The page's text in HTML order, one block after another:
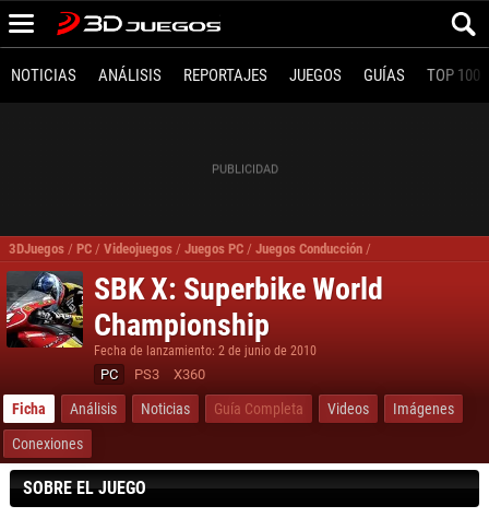
NOTICIAS ANÁLISIS REPORTAJES JUEGOS GUÍAS TOP 100
3DJuegos / PC / Videojuegos / Juegos PC / Juegos Conducción /
SBK X: Superbike World
Championship
Fecha de lanzamiento: 2 de junio de 2010
PC PS3 X360
Ficha Análisis Noticias Guía Completa Videos
Imágenes
Conexiones
SOBRE EL JUEGO